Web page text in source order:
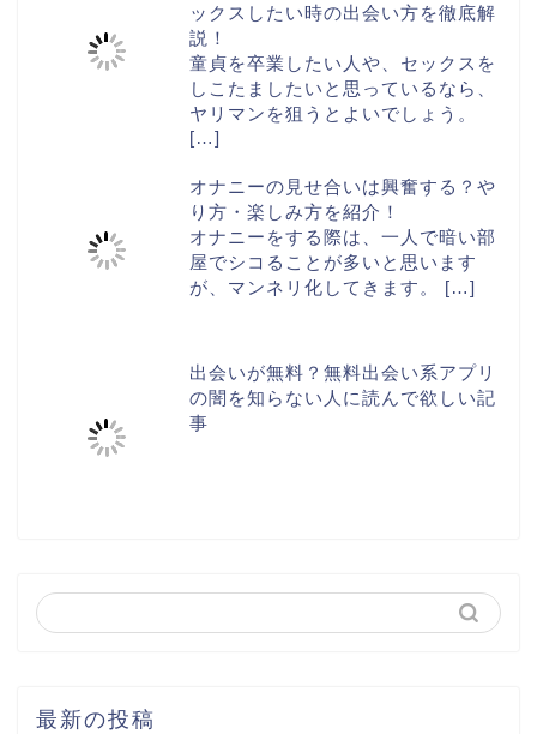
ックスしたい時の出会い方を徹底解
説！
童貞を卒業したい人や、セックスを
しこたましたいと思っているなら、
ヤリマンを狙うとよいでしょう。
[…]
オナニーの見せ合いは興奮する？や
り方・楽しみ方を紹介！
オナニーをする際は、一人で暗い部
屋でシコることが多いと思います
が、マンネリ化してきます。 […]
出会いが無料？無料出会い系アプリ
の闇を知らない人に読んで欲しい記
事
最新の投稿